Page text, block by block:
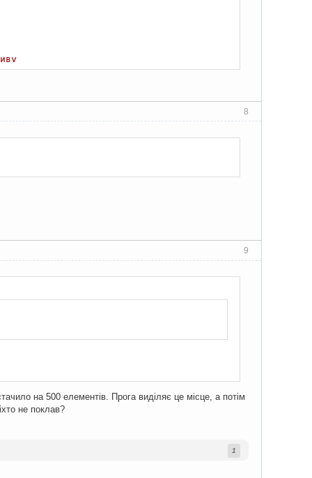
;
на початку ми їх не задали
8
9
на 500 елементів. Прога виділяє це місце, а потім
не поклав?
1